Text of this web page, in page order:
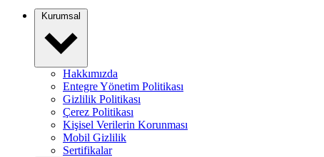
Kurumsal
Hakkımızda
Entegre Yönetim Politikası
Gizlilik Politikası
Çerez Politikası
Kişisel Verilerin Korunması
Mobil Gizlilik
Sertifikalar